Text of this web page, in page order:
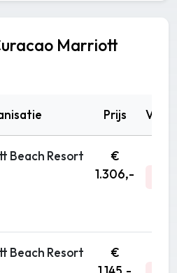
Marriott
Prijs
Beach Resort
€
1.306,-
Beach Resort
€